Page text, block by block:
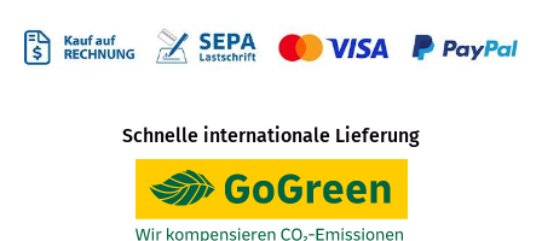
Schnelle internationale Lieferung